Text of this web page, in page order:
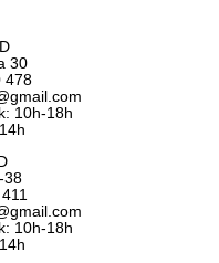
30
478
10h-18h
38
10h-18h